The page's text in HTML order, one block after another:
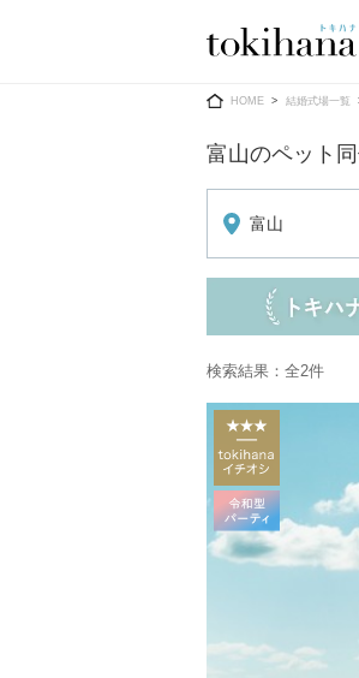
Ring
婚約指輪
結婚指輪
HOME 結婚式場一覧
富山のペット
富山
検索結果：全2件